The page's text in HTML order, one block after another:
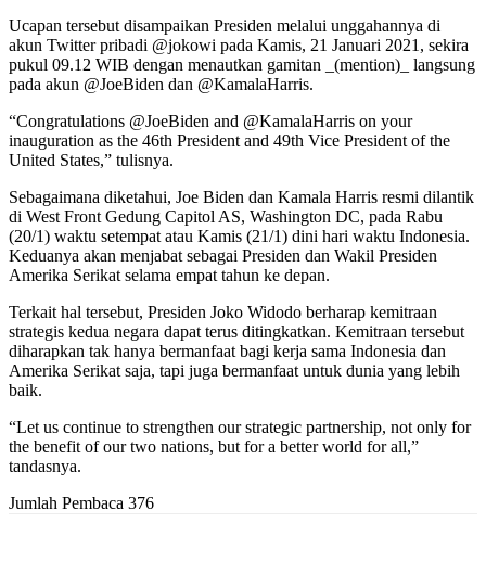
Ucapan tersebut disampaikan Presiden melalui unggahannya di
akun Twitter pribadi @jokowi pada Kamis, 21 Januari 2021, sekira
pukul 09.12 WIB dengan menautkan gamitan _(mention)_ langsung
pada akun @JoeBiden dan @KamalaHarris.
“Congratulations @JoeBiden and @KamalaHarris on your
inauguration as the 46th President and 49th Vice President of the
United States,” tulisnya.
Sebagaimana diketahui, Joe Biden dan Kamala Harris resmi dilantik
di West Front Gedung Capitol AS, Washington DC, pada Rabu
(20/1) waktu setempat atau Kamis (21/1) dini hari waktu Indonesia.
Keduanya akan menjabat sebagai Presiden dan Wakil Presiden
Amerika Serikat selama empat tahun ke depan.
Terkait hal tersebut, Presiden Joko Widodo berharap kemitraan
strategis kedua negara dapat terus ditingkatkan. Kemitraan tersebut
diharapkan tak hanya bermanfaat bagi kerja sama Indonesia dan
Amerika Serikat saja, tapi juga bermanfaat untuk dunia yang lebih
baik.
“Let us continue to strengthen our strategic partnership, not only for
the benefit of our two nations, but for a better world for all,”
tandasnya.
Jumlah Pembaca 376